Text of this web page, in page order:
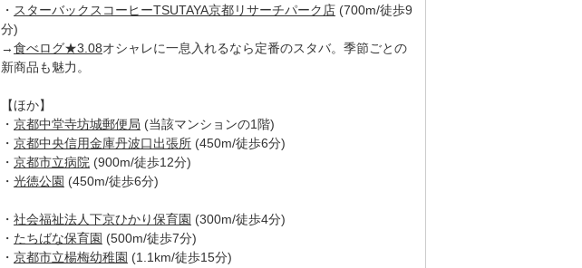
・ スターバックスコーヒーTSUTAYA京都リサーチパーク店 (700m/徒歩9
分)
→食べログ★3.08オシャレに一息入れるなら定番のスタバ。季節ごとの
新商品も魅力。
【ほか】
・ 京都中堂寺坊城郵便局 (当該マンションの1階)
・ 京都中央信用金庫丹波口出張所 (450m/徒歩6分)
・ 京都市立病院 (900m/徒歩12分)
・ 光徳公園 (450m/徒歩6分)
・ 社会福祉法人下京ひかり保育園 (300m/徒歩4分)
・ たちばな保育園 (500m/徒歩7分)
・ 京都市立楊梅幼稚園 (1.1km/徒歩15分)